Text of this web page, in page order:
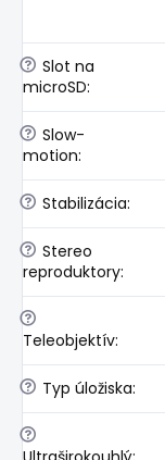
? Slot na
microSD:
? Slow-
motion:
? Stabilizácia:
? Stereo
reproduktory:
?
Teleobjektív:
? Typ úložiska:
?